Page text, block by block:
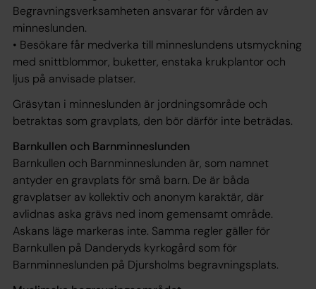
Begravningsverksamheten ansvarar för vården av
minneslunden.
• Besökare får medverka till minneslundens utsmyckning
med snittblommor, buketter, enstaka krukplantor och
ljus på anvisade platser.
Gräsytan i minneslunden är jordningsområde och
betraktas som gravplats, den bör därför inte beträdas.
Barnkullen och Barnminneslunden
Barnkullen och Barnminneslunden är, som namnet
antyder en gravplats för små barn. De är båda
gravplatser av kollektiv och anonym karaktär, där
avlidnas aska grävs ned inom gemensamt område.
Askans läge markeras inte. Samma regler gäller för
Barnkullen på Danderyds kyrkogård som för
Barnminneslunden på Djursholms begravningsplats.